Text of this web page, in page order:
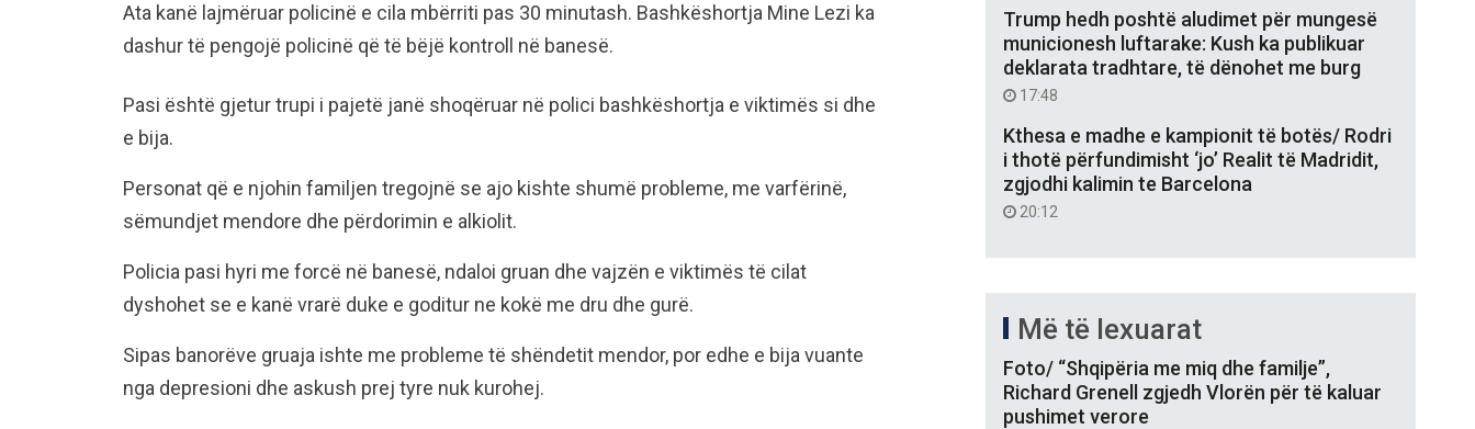
Ata kanë lajmëruar policinë e cila mbërriti pas 30 minutash. Bashkëshortja Mine Lezi ka
dashur të pengojë policinë që të bëjë kontroll në banesë.
Pasi është gjetur trupi i pajetë janë shoqëruar në polici bashkëshortja e viktimës si dhe
e bija.
Personat që e njohin familjen tregojnë se ajo kishte shumë probleme, me varfërinë,
sëmundjet mendore dhe përdorimin e alkiolit.
Policia pasi hyri me forcë në banesë, ndaloi gruan dhe vajzën e viktimës të cilat
dyshohet se e kanë vrarë duke e goditur ne kokë me dru dhe gurë.
Sipas banorëve gruaja ishte me probleme të shëndetit mendor, por edhe e bija vuante
nga depresioni dhe askush prej tyre nuk kurohej.
Trump hedh poshtë aludimet për mungesë
municionesh luftarake: Kush ka publikuar
deklarata tradhtare, të dënohet me burg
17:48
Kthesa e madhe e kampionit të botës/ Rodri
i thotë përfundimisht ‘jo’ Realit të Madridit,
zgjodhi kalimin te Barcelona
20:12
Më të lexuarat
Foto/ “Shqipëria me miq dhe familje”,
Richard Grenell zgjedh Vlorën për të kaluar
pushimet verore